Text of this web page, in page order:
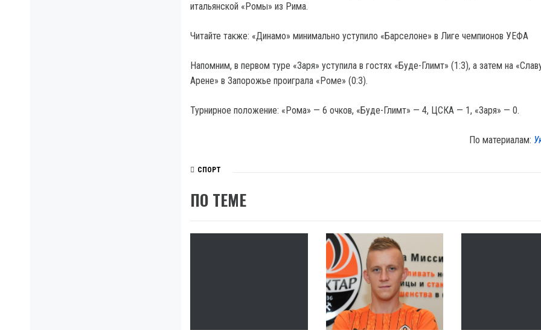
итальянской «Ромы» из Рима.
Читайте также: «Динамо» минимально уступило «Барселоне» в Лиге чемпионов УЕФА
Напомним, в первом туре «Заря» уступила в гостях «Буде-Глимт» (1:3), а затем на
Арене» в Запорожье проиграла «Роме» (0:3).
Турнирное положение: «Рома» — 6 очков, «Буде-Глимт» — 4, ЦСКА — 1, «Заря» — 0.
По материалам:
СПОРТ
ПО ТЕМЕ